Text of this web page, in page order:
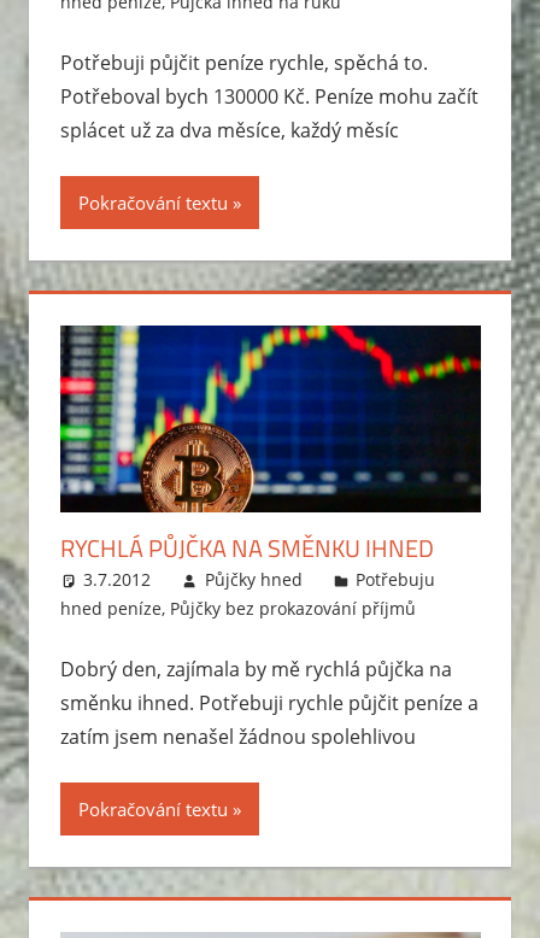
Potřebuji půjčit peníze rychle, spěchá to.
Potřeboval bych 130000 Kč. Peníze mohu začít
splácet už za dva měsíce, každý měsíc
Pokračování textu
RYCHLÁ PŮJČKA NA SMĚNKU IHNED
3.7.2012 Půjčky hned
Potřebuju
hned peníze, Půjčky bez prokazování příjmů
Dobrý den, zajímala by mě rychlá půjčka na
směnku ihned. Potřebuji rychle půjčit peníze a
zatím jsem nenašel žádnou spolehlivou
Pokračování textu